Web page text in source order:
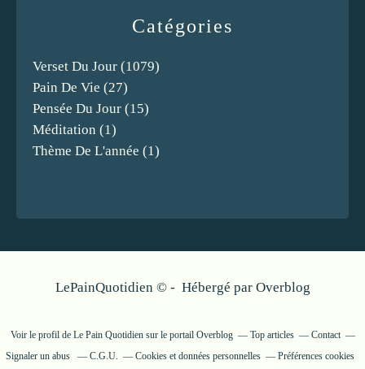
Catégories
Verset Du Jour (1079)
Pain De Vie (27)
Pensée Du Jour (15)
Méditation (1)
Thème De L'année (1)
LePainQuotidien © - Hébergé par Overblog
Voir le profil de Le Pain Quotidiensur le portail Overblog Top articles
Contact
Signaler un abus
C.G.U. Cookies et données personnelles Préférences cookies